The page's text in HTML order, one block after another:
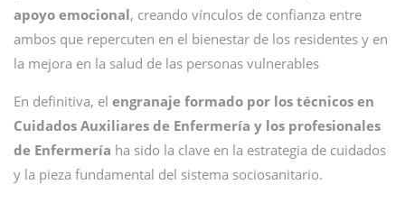
apoyo emocional, creando vínculos de confianza entre
ambos que repercuten en el bienestar de los residentes y en
la mejora en la salud de las personas vulnerables
En definitiva, el engranaje formado por los técnicos en
Cuidados Auxiliares de Enfermería y los profesionales
de Enfermería ha sido la clave en la estrategia de cuidados
y la pieza fundamental del sistema sociosanitario.